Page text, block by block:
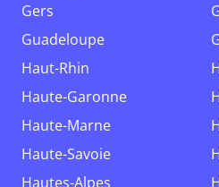
Gers
Guadeloupe
Haut-Rhin
Haute-Garonne
Haute-Marne
Haute-Savoie
Hautes-Alpes